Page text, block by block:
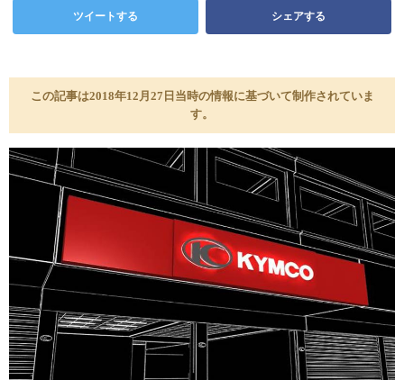
ツイートする シェアする
この記事は2018年12月27日当時の情報に基づいて制作されていま
す。